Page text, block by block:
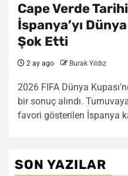
Cape Verde
İspanya’yı
Şok Etti
2 ay ago Burak Yıldız
2026 FIFA Dünya
bir sonuç alındı.
favori gösterilen İspanya
SON YAZILAR